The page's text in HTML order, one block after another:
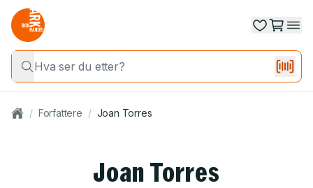
/ Forfattere / Joan Torres
Joan Torres